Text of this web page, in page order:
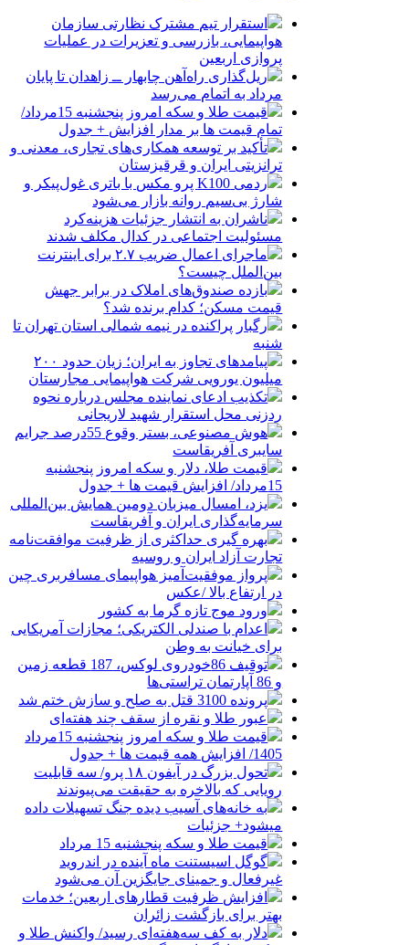
استقرار تیم مشترک نظارتی سازمان
هواپیمایی، بازرسی و تعزیرات در عملیات
پروازی اربعین
ریل‌گذاری راه‌آهن چابهار ــ زاهدان تا پایان
مرداد به اتمام می‌رسد
قیمت طلا و سکه امروز پنجشنبه 15مرداد/
تمام قیمت ها بر مدار افزایش + جدول
تأکید بر توسعه همکاری‌های تجاری، معدنی و
ترانزیتی ایران و قرقیزستان
ردمی K100 پرو مکس با باتری غول‌پیکر و
شارژ بی‌سیم روانه بازار می‌شود
ناشران به انتشار جزئیات هزینه‌کرد
مسئولیت اجتماعی در کدال مکلف شدند
ماجرای اعمال ضریب ۲.۷ برای اینترنت
بین‌الملل چیست؟
بازده صندوق‌های املاک در برابر جهش
قیمت مسکن؛ کدام برنده شد؟
رگبار پراکنده در نیمه شمالی استان تهران تا
شنبه
پیامدهای تجاوز به ایران؛ زیان حدود ۲۰۰
میلیون یورویی شرکت هواپیمایی مجارستان
تکذیب ادعای نماینده مجلس درباره نحوه
ردزنی محل استقرار شهید لاریجانی
هوش مصنوعی، بستر وقوع 55درصد جرایم
سایبری آفریقاست
قیمت طلا، دلار و سکه امروز پنجشنبه
15مرداد/ افزایش قیمت ها + جدول
یزد، امسال میزبان دومین همایش بین‌المللی
سرمایه‌گذاری ایران و آفریقاست
بهره گیری حداکثری از ظرفیت موافقت‌نامه
تجارت آزاد ایران و روسیه
پرواز موفقیت‌آمیز هواپیمای مسافربری چین
در ارتفاع بالا /عکس
ورود موج تازه گرما به کشور
اعدام با صندلی الکتریکی؛ مجازات آمریکایی
برای خیانت به وطن
توقیف 86خودروی لوکس، 187 قطعه زمین
و 86 آپارتمان تراستی‌ها
پرونده 3100 قتل به صلح و سازش ختم شد
عبور طلا و نقره از سقف چند هفته‌ای
قیمت طلا و سکه امروز پنجشنبه 15مرداد
1405/ افزایش همه قیمت ها + جدول
تحول بزرگ در آیفون ۱۸ پرو/ سه قابلیت
رویایی که بالاخره به حقیقت می‌پیوندند
به خانه‌های آسیب دیده جنگ تسهیلات داده
میشود+ جزئیات
قیمت طلا و سکه پنجشنبه 15 مرداد
گوگل اسیستنت ماه آینده در اندروید
غیرفعال و جمینای جایگزین آن می‌شود
افزایش ظرفیت قطارهای اربعین؛ خدمات
بهتر برای بازگشت زائران
دلار به کف سه‌هفته‌ای رسید/ واکنش طلا و